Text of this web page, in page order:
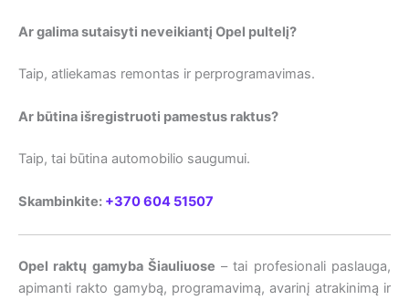
Ar galima sutaisyti neveikiantį Opel pultelį?
Taip, atliekamas remontas ir perprogramavimas.
Ar būtina išregistruoti pamestus raktus?
Taip, tai būtina automobilio saugumui.
Skambinkite: +370 604 51507
Opel raktų gamyba Šiauliuose – tai profesionali paslauga,
apimanti rakto gamybą, programavimą, avarinį atrakinimą ir